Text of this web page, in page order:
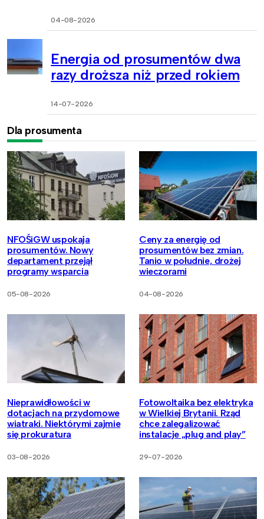
04-08-2026
Energia od prosumentów dwa
razy droższa niż przed rokiem
14-07-2026
Dla prosumenta
NFOŚiGW uspokaja
prosumentów. Nowy
departament przejął
programy wsparcia
05-08-2026
Ceny za energię od
prosumentów bez zmian.
Tanio w południe, drożej
wieczorami
04-08-2026
Nieprawidłowości w
dotacjach na przydomowe
wiatraki. Niektórymi zajmie
się prokuratura
03-08-2026
Fotowoltaika bez elektryka
w Wielkiej Brytanii. Rząd
chce zalegalizować
instalacje „plug and play”
29-07-2026